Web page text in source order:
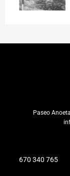
Paseo
670 340 765